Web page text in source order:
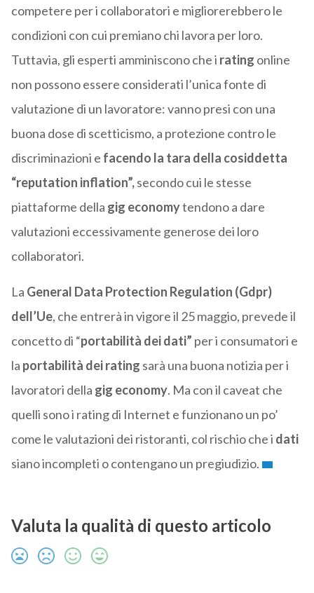
competere per i collaboratori e migliorerebbero le
condizioni con cui premiano chi lavora per loro.
Tuttavia, gli esperti amminiscono che i rating online
non possono essere considerati l’unica fonte di
valutazione di un lavoratore: vanno presi con una
buona dose di scetticismo, a protezione contro le
discriminazioni e facendo la tara della cosiddetta
“reputation inflation”,secondo cui le stesse
piattaforme della gig economytendono a dare
valutazioni eccessivamente generose dei loro
collaboratori.
La General Data Protection Regulation (Gdpr)
dell’Ue, che entrerà in vigore il 25 maggio, prevede il
concetto di “portabilità dei dati” per i consumatori e
la portabilità dei rating sarà una buona notizia per i
lavoratori della gig economy. Ma con il caveat che
quelli sono i rating di Internet e funzionano un po’
come le valutazioni dei ristoranti, col rischio che i dati
siano incompleti o contengano un pregiudizio.
Valuta la qualità di questo articolo